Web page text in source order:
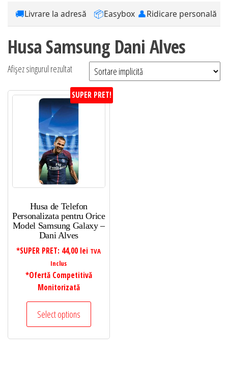
🚚Livrare la adresă 📦Easybox 👤Ridicare personală
Husa Samsung Dani Alves
Afișez singurul rezultat
SUPER PRET!
Husa de Telefon
Personalizata pentru Orice
Model Samsung Galaxy –
Dani Alves
*SUPER PRET: 44,00 lei TVA
Inclus
*Ofertă Competitivă
Monitorizată
Select options